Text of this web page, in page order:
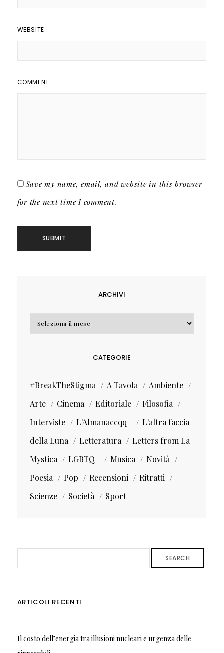
WEBSITE
COMMENT
Save my name, email, and website in this browser
for the next time I comment.
ARCHIVI
CATEGORIE
#BreakTheStigma A Tavola
Ambiente
Arte
Cinema Editoriale
Filosofia
Interviste
L'Almanaccqq+
L'altra faccia
della Luna
Letteratura
Letters from La
Mystica
LGBTQ+ Musica
Novità
Poesia
Pop Recensioni
Ritratti
Scienze
Società Sport
SEARCH
ARTICOLI RECENTI
Il costo dell’energia tra illusioni nucleari e urgenza delle